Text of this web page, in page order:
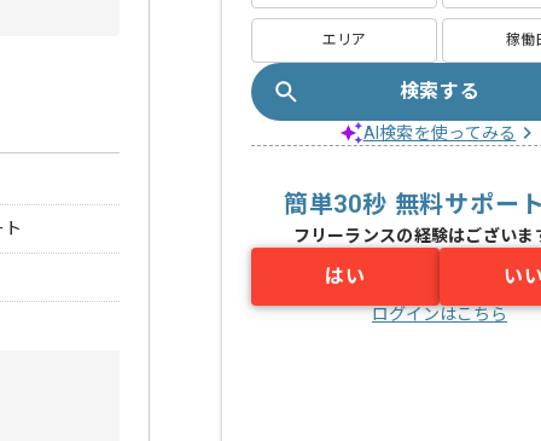
エリア 稼働
検索する
AI検索を使ってみる
簡単30秒 無料サポー
フリーランスの経験はございま
はい い
ログインはこちら